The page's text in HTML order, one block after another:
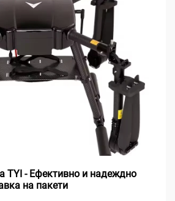
TYI - Ефективно и надеждно
на пакети